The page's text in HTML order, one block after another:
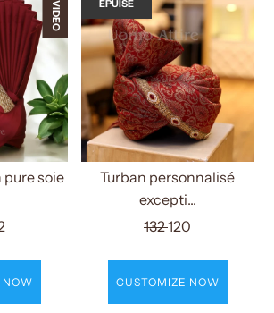
VIDEO
pure soie
NOW
ÉPUISÉ
Turban personnalisé
excepti...
132120
CUSTOMIZE NOW